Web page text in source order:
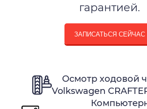
гарантией.
ЗАПИСАТЬСЯ СЕЙЧАС
Осмотр ходовой
Volkswagen